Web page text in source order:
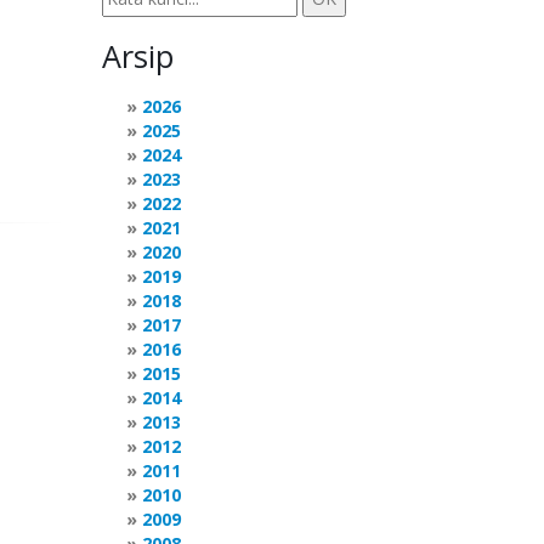
Arsip
2026
2025
2024
2023
2022
2021
2020
2019
2018
2017
2016
2015
2014
2013
2012
2011
2010
2009